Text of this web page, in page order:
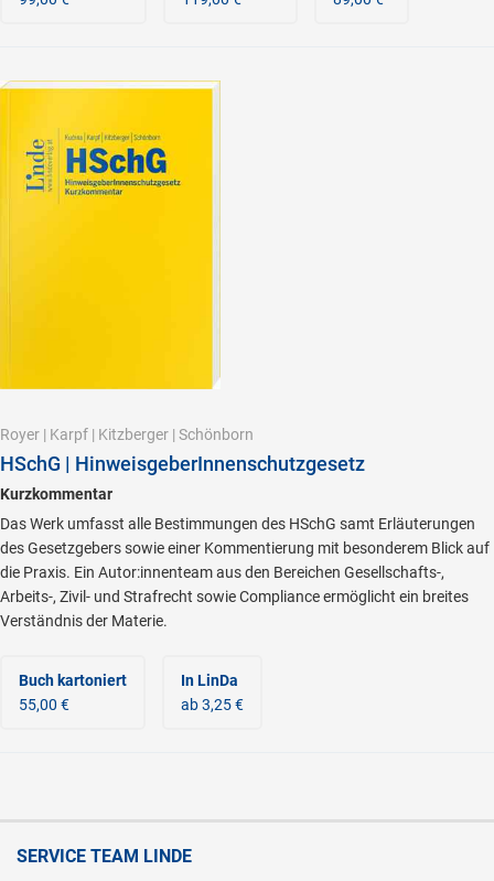
Royer | Karpf | Kitzberger | Schönborn
HSchG | HinweisgeberInnenschutzgesetz
Kurzkommentar
Das Werk umfasst alle Bestimmungen des HSchG samt Erläuterungen
des Gesetzgebers sowie einer Kommentierung mit besonderem Blick auf
die Praxis. Ein Autor:innenteam aus den Bereichen Gesellschafts-,
Arbeits-, Zivil- und Strafrecht sowie Compliance ermöglicht ein breites
Verständnis der Materie.
Buch kartoniert
55,00 €
In LinDa
ab 3,25 €
SERVICE TEAM LINDE